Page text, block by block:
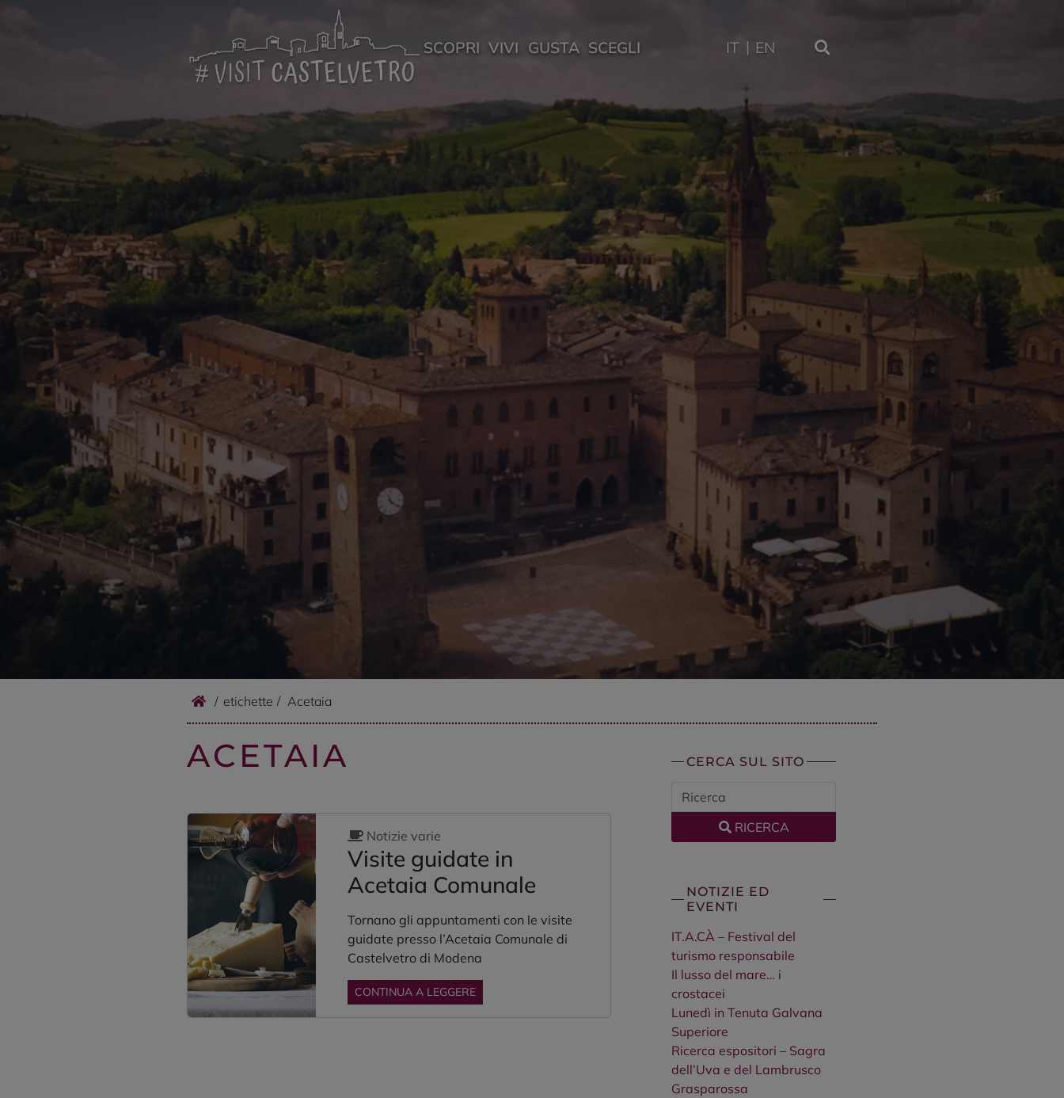
IT EN
SCOPRI VIVI GUSTA SCEGLI
/ etichette Acetaia
ACETAIA
Notizie varie
Visite guidate in
Acetaia Comunale
Tornano gli appuntamenti con le visite
guidate presso l’Acetaia Comunale di
Castelvetro di Modena
CONTINUA A LEGGERE
CERCA SUL SITO
RICERCA
NOTIZIE ED
EVENTI
IT.A.CÀ – Festival del
turismo responsabile
Il lusso del mare… i
crostacei
Lunedì in Tenuta Galvana
Superiore
Ricerca espositori – Sagra
dell’Uva e del Lambrusco
Grasparossa